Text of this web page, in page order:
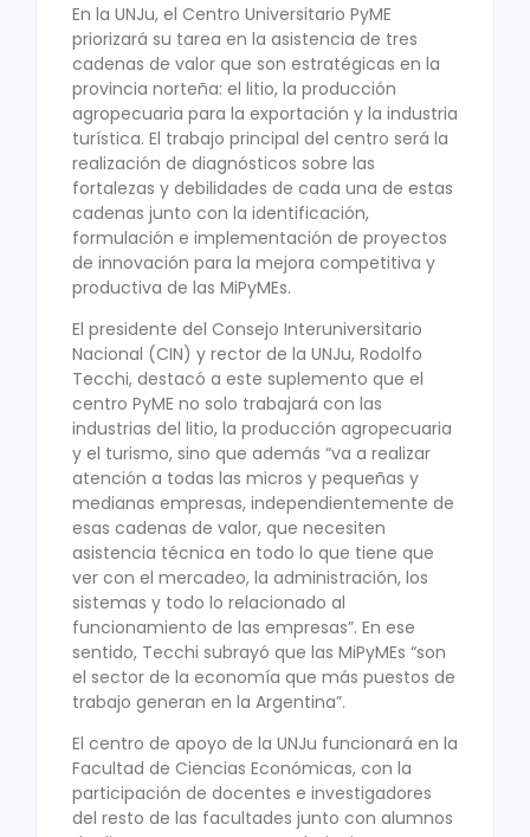
En la UNJu, el Centro Universitario PyME
priorizará su tarea en la asistencia de tres
cadenas de valor que son estratégicas en la
provincia norteña: el litio, la producción
agropecuaria para la exportación y la industria
turística. El trabajo principal del centro será la
realización de diagnósticos sobre las
fortalezas y debilidades de cada una de estas
cadenas junto con la identificación,
formulación e implementación de proyectos
de innovación para la mejora competitiva y
productiva de las MiPyMEs.
El presidente del Consejo Interuniversitario
Nacional (CIN) y rector de la UNJu, Rodolfo
Tecchi, destacó a este suplemento que el
centro PyME no solo trabajará con las
industrias del litio, la producción agropecuaria
y el turismo, sino que además “va a realizar
atención a todas las micros y pequeñas y
medianas empresas, independientemente de
esas cadenas de valor, que necesiten
asistencia técnica en todo lo que tiene que
ver con el mercadeo, la administración, los
sistemas y todo lo relacionado al
funcionamiento de las empresas”. En ese
sentido, Tecchi subrayó que las MiPyMEs “son
el sector de la economía que más puestos de
trabajo generan en la Argentina”.
El centro de apoyo de la UNJu funcionará en la
Facultad de Ciencias Económicas, con la
participación de docentes e investigadores
del resto de las facultades junto con alumnos